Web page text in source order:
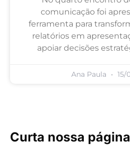
comunicação foi
ferramenta para
relatórios em
apoiar decisões
Ana Paula 15/
Curta nossa página